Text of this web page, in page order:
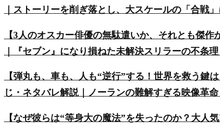
｜ストーリーを削ぎ落とし、大スケールの「合戦
【3人のオスカー俳優の無駄遣いか、それとも傑
｜『セブン』になり損ねた未解決スリラーの不条
【弾丸も、車も、人も“逆行”する！世界を救う
じ・ネタバレ解説｜ノーランの難解すぎる映像革
【なぜ彼らは“等身大の魔法”を失ったのか？大